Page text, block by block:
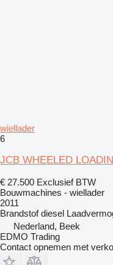
wiellader
6
JCB WHEELED
€ 27.500 Exclusief BTW
Bouwmachines - wiellader
2011
Brandstof diesel
Nederland, Beek
EDMO Trading
Contact opnemen met